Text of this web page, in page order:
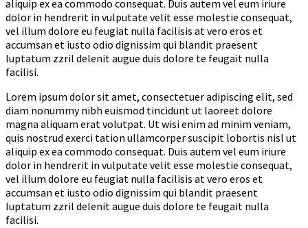
aliquip ex ea commodo consequat. Duis autem vel eum iriure
dolor in hendrerit in vulputate velit esse molestie consequat,
vel illum dolore eu feugiat nulla facilisis at vero eros et
accumsan et iusto odio dignissim qui blandit praesent
luptatum zzril delenit augue duis dolore te feugait nulla
facilisi.
Lorem ipsum dolor sit amet, consectetuer adipiscing elit, sed
diam nonummy nibh euismod tincidunt ut laoreet dolore
magna aliquam erat volutpat. Ut wisi enim ad minim veniam,
quis nostrud exerci tation ullamcorper suscipit lobortis nisl ut
aliquip ex ea commodo consequat. Duis autem vel eum iriure
dolor in hendrerit in vulputate velit esse molestie consequat,
vel illum dolore eu feugiat nulla facilisis at vero eros et
accumsan et iusto odio dignissim qui blandit praesent
luptatum zzril delenit augue duis dolore te feugait nulla
facilisi.